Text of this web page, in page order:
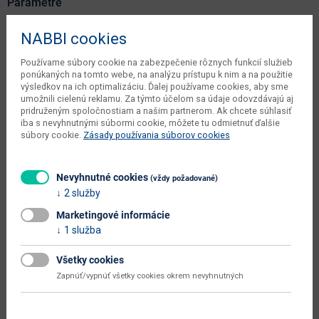
Šírka
Hĺbka 36 cm
Výška 80 cm
počet balíkov dodávateľa 1 ks
váha s obalom dodávateľa 18 kg
dodávateľa
typové označenie
dodáva sa
montáž vyžaduje zručnosť
utierať navlhko
NABBI cookies
Používame súbory cookie na zabezpečenie rôznych funkcií služieb
ponúkaných na tomto webe, na analýzu prístupu k nim a na použitie
výsledkov na ich optimalizáciu. Ďalej používame cookies, aby sme
umožnili cielenú reklamu. Za týmto účelom sa údaje odovzdávajú aj
pridruženým spoločnostiam a našim partnerom. Ak chcete súhlasiť
iba s nevyhnutnými súbormi cookie, môžete tu odmietnuť ďalšie
súbory cookie. Zásady používania súborov cookies
Nevyhnutné cookies (vždy požadované)
2 služby
Marketingové informácie
1 služba
Všetky cookies
Zapnúť/vypnúť všetky cookies okrem nevyhnutných